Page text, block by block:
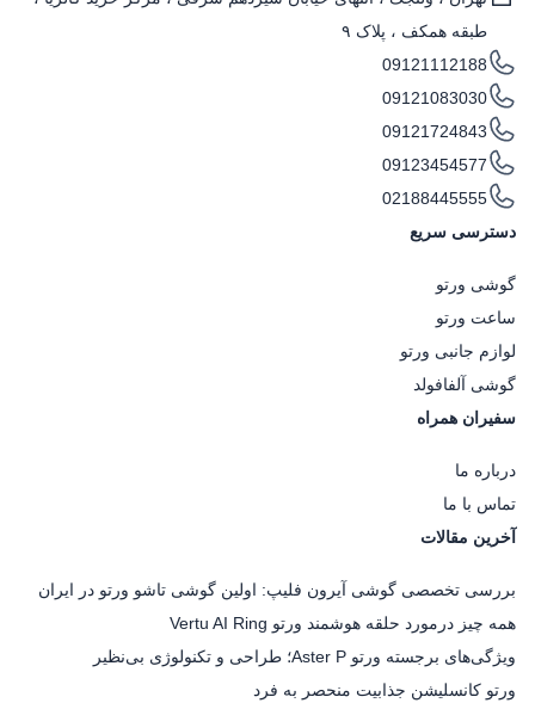
اگرچه تمامی محصولات این دسته در خانواده هندزفری‌های
ورتو قرار می‌گیرند، اما فلسفه طراحی هر سری با دیگری
برای استفاده‌های طولانی‌مدت بهینه‌سازی شده است تا
محیط‌های کاری پویا مناسب است.
هندزفری ورتو مدل Crush
طبقه همکف ، پلاک ۹
09121112188
09121083030
09121724843
09123454577
02188445555
دسترسی سریع
گوشی ورتو
ساعت ورتو
لوازم جانبی ورتو
گوشی آلفافولد
سفیران همراه
درباره ما
تماس با ما
آخرین مقالات
بررسی تخصصی گوشی آیرون فلیپ: اولین گوشی تاشو ورتو در ایران
همه چیز درمورد حلقه هوشمند ورتو Vertu AI Ring
ویژگی‌های برجسته ورتو Aster P؛ طراحی و تکنولوژی بی‌نظیر
ورتو کانسلیشن جذابیت منحصر به فرد